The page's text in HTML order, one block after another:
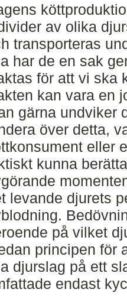
av olika
transporteras
har de en sak
för att vi ska
kan vara en
gärna undviker
över detta,
eller
kunna
levande djurets
på vilket
principen för
djurslag på ett
endast